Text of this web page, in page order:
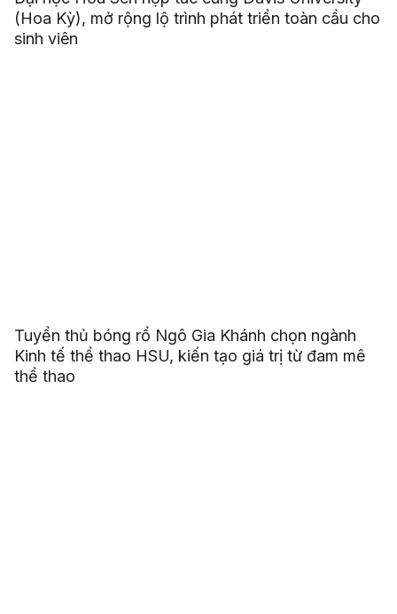
(Hoa Kỳ), mở rộng lộ trình phát triển toàn cầu cho
sinh viên
Tuyển thủ bóng rổ Ngô Gia Khánh chọn ngành
Kinh tế thể thao HSU, kiến tạo giá trị từ đam mê
thể thao